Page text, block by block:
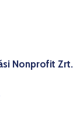
Nonprofit Zrt.